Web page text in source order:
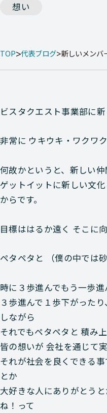
想い
TOP 代表ブログ 新しいメンバ
ビスタクエスト事業部に
非常に ウキウキ・ワクワク
何故かというと、新しい
ゲットイットに新しい文
からです。
目標ははるか遠く そこに
ペタペタと （僕の中では
時に３歩進んでもう一歩進
３歩進んで１歩下がった
しながら
それでもペタペタと 積み
皆の想いが 会社を通じて
それが社会を良くできる
とか
大好きな人にありがとう
ね！って